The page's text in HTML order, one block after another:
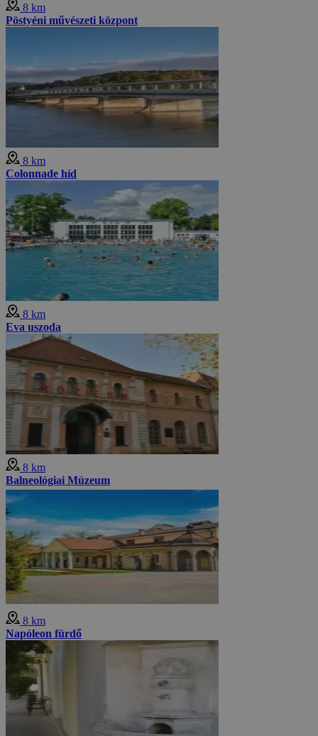
8 km
Pöstyéni művészeti központ
8 km
Colonnade híd
8 km
Eva uszoda
8 km
Balneológiai Múzeum
8 km
Napóleon fürdő